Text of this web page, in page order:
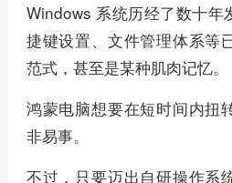
Windows 系统历经了数十年
捷键设置、文件管理体系等
范式，甚至是某种肌肉记忆。
鸿蒙电脑想要在短时间内扭
非易事。
不过，只要迈出自研操作系